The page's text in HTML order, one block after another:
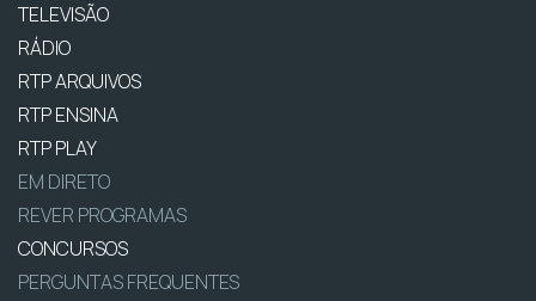
TELEVISÃO
RÁDIO
RTP ARQUIVOS
RTP ENSINA
RTP PLAY
EM DIRETO
REVER PROGRAMAS
CONCURSOS
PERGUNTAS FREQUENTES